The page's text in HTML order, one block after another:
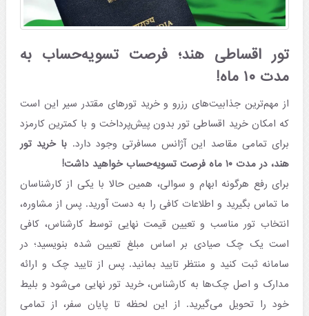
تور اقساطی هند؛ فرصت تسویه‌‌حساب به
مدت ۱۰ ماه!
از مهم‌ترین جذابیت‌های رزرو و خرید تورهای مقتدر سیر این است
که امکان خرید اقساطی تور بدون پیش‌‌پرداخت و با کمترین کارمزد
برای تمامی مقاصد این آژانس مسافرتی وجود دارد. با خرید تور
هند، در مدت ۱۰ ماه فرصت تسویه‌حساب خواهید داشت!
برای رفع هرگونه ابهام و سوالی، همین حالا با یکی از کارشناسان
ما تماس بگیرید و اطلاعات کافی را به دست آورید. پس از مشاوره،
انتخاب تور مناسب و تعیین قیمت نهایی توسط کارشناس، کافی
است یک چک صیادی بر اساس مبلغ تعیین شده بنویسید؛ در
سامانه ثبت کنید و منتظر تایید بمانید. پس از تایید چک و ارائه
مدارک و اصل چک‌ها به کارشناس، خرید تور نهایی می‌شود و بلیط
خود را تحویل می‌گیرید. از این لحظه تا پایان سفر، از تمامی